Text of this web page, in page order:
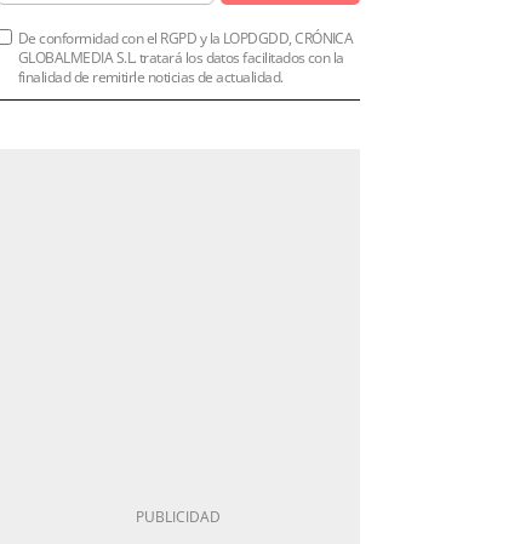
De conformidad con el RGPD y la LOPDGDD, CRÓNICA
GLOBALMEDIA S.L. tratará los datos facilitados con la
finalidad de remitirle noticias de actualidad.